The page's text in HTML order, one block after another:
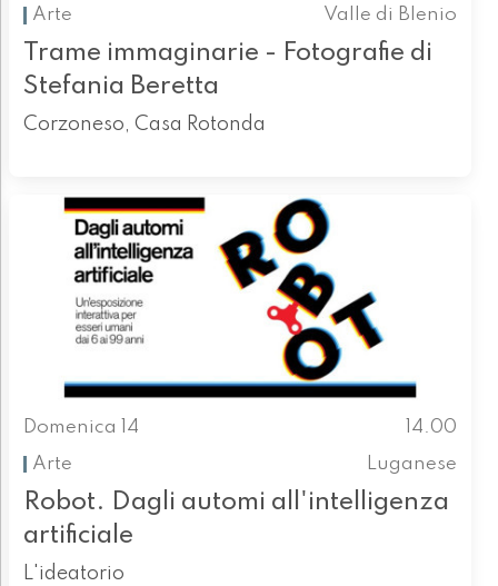
Arte
Valle di Blenio
Trame immaginarie - Fotografie di
Stefania Beretta
Corzoneso, Casa Rotonda
Domenica 14
14.00
Arte
Luganese
Robot. Dagli automi all'intelligenza
artificiale
L'ideatorio